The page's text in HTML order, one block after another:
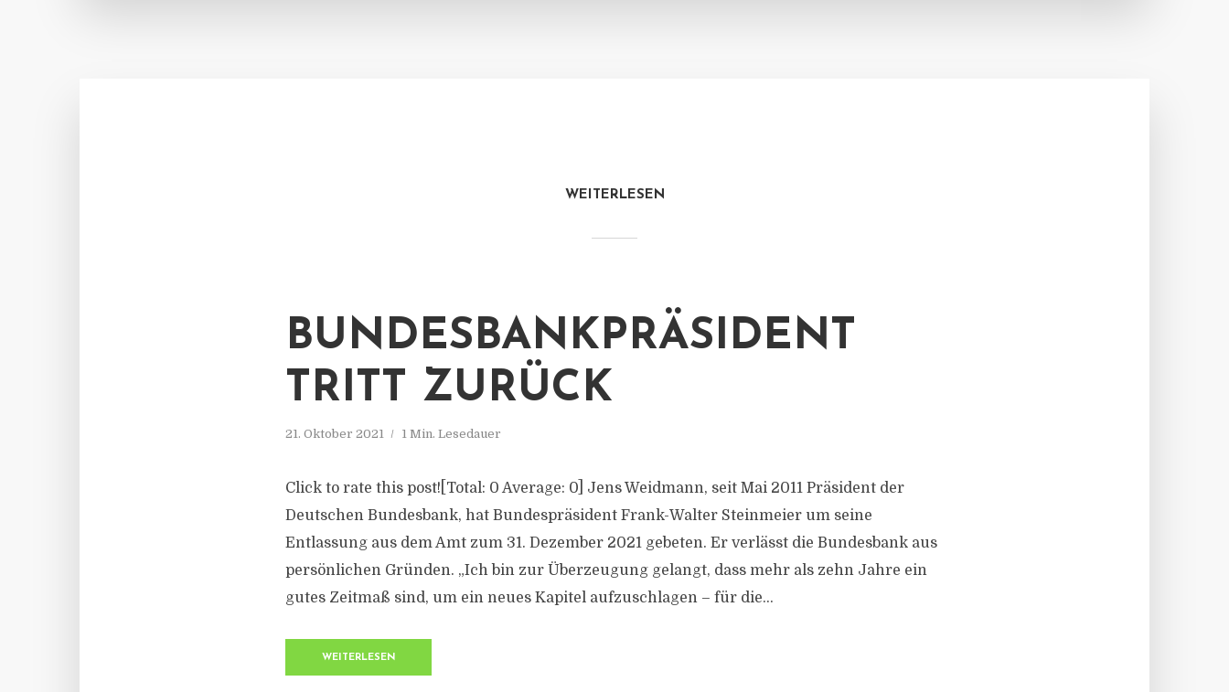
WEITERLESEN
BUNDESBANKPRÄSIDENT
TRITT ZURÜCK
21. Oktober 2021 1 Min. Lesedauer
Click to rate this post![Total: 0 Average: 0] Jens Weidmann, seit Mai 2011 Präsident der
Deutschen Bundesbank, hat Bundespräsident Frank-Walter Steinmeier um seine
Entlassung aus dem Amt zum 31. Dezember 2021 gebeten. Er verlässt die Bundesbank aus
persönlichen Gründen. „Ich bin zur Überzeugung gelangt, dass mehr als zehn Jahre ein
gutes Zeitmaß sind, um ein neues Kapitel aufzuschlagen – für die...
WEITERLESEN